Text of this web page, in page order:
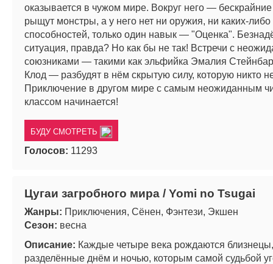
оказывается в чужом мире. Вокруг него —
рыщут монстры, а у него нет ни оружия, ни каких-либо
способностей, только один навык — "Оценка".
ситуация, правда? Но как бы не так! Встречи с
союзниками — такими как эльфийка Эмалия
Клод — разбудят в нём скрытую силу, которую никто
Приключение в другом мире с самым неожиданным
классом начинается!
БУДУ СМОТРЕТЬ
Голосов: 11293
Цугаи загробного мира / Yomi no Tsugai
Жанры: Приключения, Сёнен, Фэнтези, Экшен
Сезон: весна
Описание: Каждые четыре века рождаются близнецы,
разделённые днём и ночью, которым самой судьбой